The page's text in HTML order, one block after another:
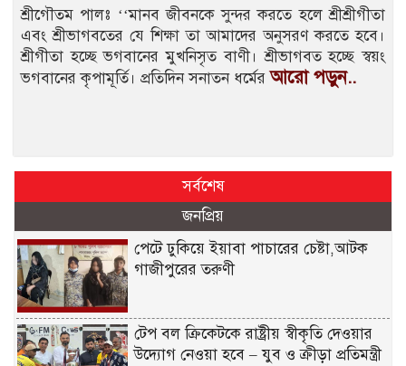
শ্রীগৌতম পালঃ ‘‘মানব জীবনকে সুন্দর করতে হলে শ্রীশ্রীগীতা
এবং শ্রীভাগবতের যে শিক্ষা তা আমাদের অনুসরণ করতে হবে।
শ্রীগীতা হচ্ছে ভগবানের মুখনিসৃত বাণী। শ্রীভাগবত হচ্ছে স্বয়ং
ভগবানের কৃপামূর্তি। প্রতিদিন সনাতন ধর্মেরআরো পড়ুন..
সর্বশেষ
জনপ্রিয়
পেটে ঢুকিয়ে ইয়াবা পাচারের চেষ্টা,আটক
গাজীপুরের তরুণী
টেপ বল ক্রিকেটকে রাষ্ট্রীয় স্বীকৃতি দেওয়ার
উদ্যোগ নেওয়া হবে – যুব ও ক্রীড়া প্রতিমন্ত্রী